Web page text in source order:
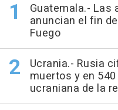
Guatemala.- Las
anuncian el fin
Fuego
Ucrania.- Rusia
muertos y en
ucraniana de la